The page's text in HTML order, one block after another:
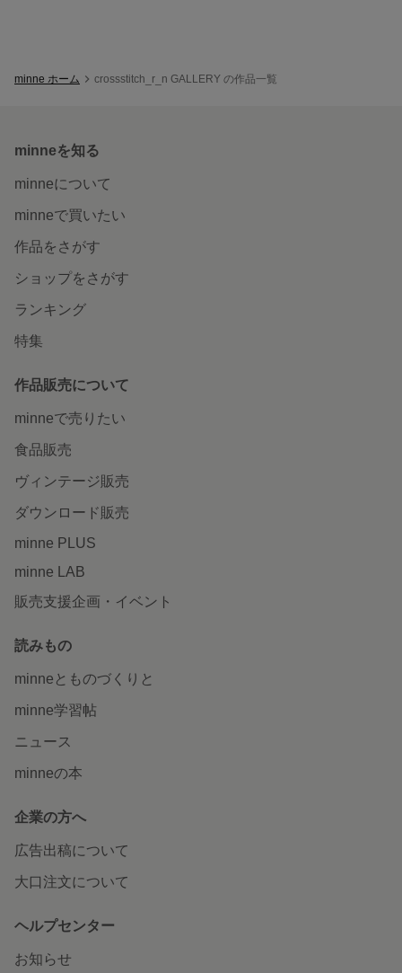
minne ホーム crossstitch_r_n GALLERY の作品一覧
minneを知る
minneについて
minneで買いたい
作品をさがす
ショップをさがす
ランキング
特集
作品販売について
minneで売りたい
食品販売
ヴィンテージ販売
ダウンロード販売
minne PLUS
minne LAB
販売支援企画・イベント
読みもの
minneとものづくりと
minne学習帖
ニュース
minneの本
企業の方へ
広告出稿について
大口注文について
ヘルプセンター
お知らせ